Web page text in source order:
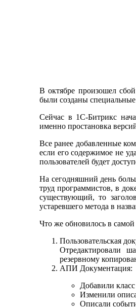
В октябре произошел
были созданы
Сейчас в 1С-Битрикс
именно простановка
Все ранее добавленные
если его содержимое не
пользователей будет
На сегодняшний день
труд программистов, в
существующий, то
устаревшего метода в
Что же обновилось в
Пользовательская
Отредактировали
резервному
АПИ Документация:
Добавили
Изменили
Описали